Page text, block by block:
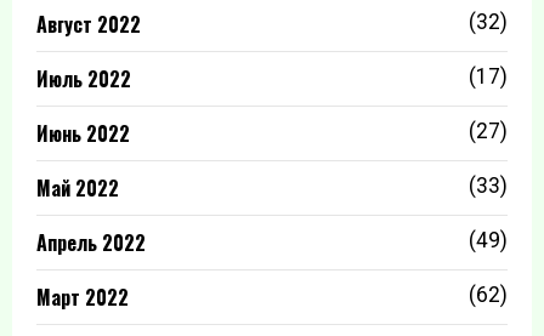
Август 2022 (32)
Июль 2022 (17)
Июнь 2022 (27)
Май 2022 (33)
Апрель 2022 (49)
Март 2022 (62)